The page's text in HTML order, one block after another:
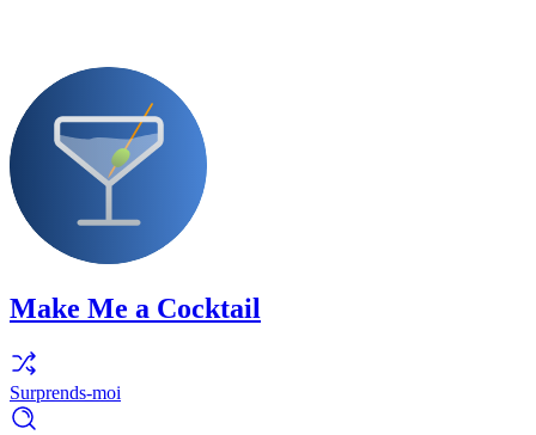
Make Me a Cocktail
Surprends-moi